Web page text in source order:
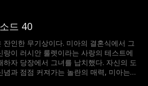
드 40
잔인한 무기상이다. 미아의 결혼식에서 그
랑이 러시안 룰렛이라는 사랑의 테스트에
하자 당장에서 그녀를 납치했다. 자신의 도
념과 점점 커져가는 놀란의 매력, 미아는